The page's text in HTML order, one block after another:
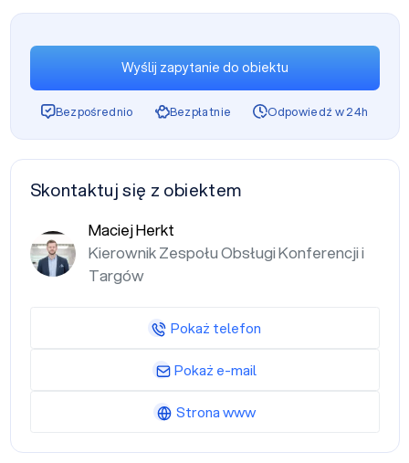
Wyślij zapytanie do obiektu
Bezpośrednio Bezpłatnie Odpowiedź w 24h
Skontaktuj się z obiektem
Maciej Herkt
Kierownik Zespołu Obsługi Konferencji i
Targów
Pokaż telefon
Pokaż e-mail
Strona www